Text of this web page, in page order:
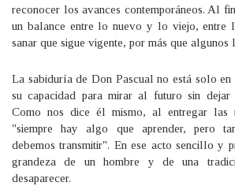
reconocer los avances contemporáneos. Al
un balance entre lo nuevo y lo viejo, entre
sanar que sigue vigente, por más que algunos
La sabiduría de Don Pascual no está solo en
su capacidad para mirar al futuro sin dejar
Como nos dice él mismo, al entregar las
"siempre hay algo que aprender, pero
debemos transmitir". En ese acto sencillo y
grandeza de un hombre y de una
desaparecer.